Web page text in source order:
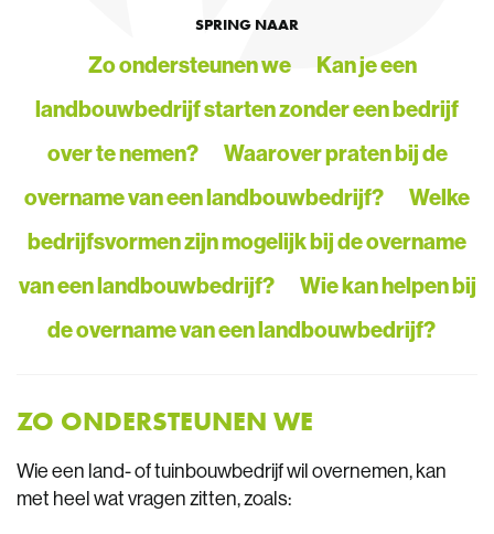
SPRING NAAR
Zo ondersteunen we
Kan je een
landbouwbedrijf starten zonder een bedrijf
over te nemen?
Waarover praten bij de
overname van een landbouwbedrijf?
Welke
bedrijfsvormen zijn mogelijk bij de overname
van een landbouwbedrijf?
Wie kan helpen bij
de overname van een landbouwbedrijf?
ZO ONDERSTEUNEN WE
Wie een land- of tuinbouwbedrijf wil overnemen, kan
met heel wat vragen zitten, zoals: